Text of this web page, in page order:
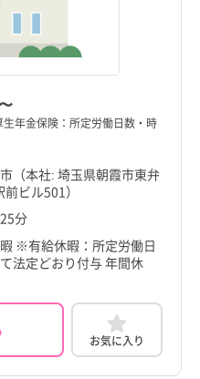
〜
年金保険：所定労働日数・時
（本社: 埼玉県朝霞市東弁
ビル501）
分
※有給休暇：所定労働日
法定どおり付与 年間休
お気に入り